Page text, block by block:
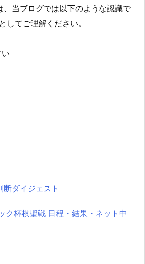
、当ブログでは以下のような認識で
してご理解ください。
断ダイジェスト
ク杯棋聖戦 日程・結果・ネット中